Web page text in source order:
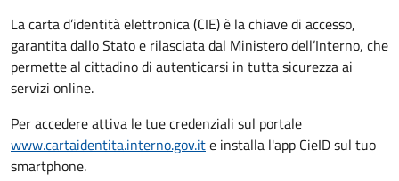
La carta d’identità elettronica (CIE) è la chiave di accesso,
garantita dallo Stato e rilasciata dal Ministero dell’Interno, che
permette al cittadino di autenticarsi in tutta sicurezza ai
servizi online.
Per accedere attiva le tue credenziali sul portale
www.cartaidentita.interno.gov.ite installa l'app CieID sul tuo
smartphone.